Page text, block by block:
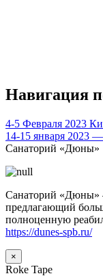
Навигация
4-5 Февраля 2023
14-15 января 2023
Санаторий «Дюны»
Санаторий «Дюны»
предлагающий
полноценную
https://dunes-spb.ru/
×
Roke Tape